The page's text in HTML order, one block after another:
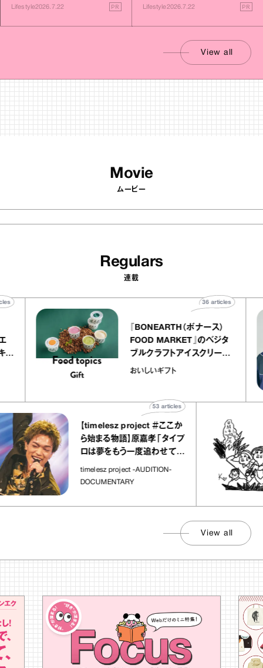
Lifestyle2026.7.22 PR Lifestyle2026.7.22 PR
View all
Movie
ムービー
Regulars
連載
トリエ
ープ キャ
40
『BONEARTH（ボナース）
FOOD MARKET』のベジタ
ブルクラフトアイスクリーム
｜真野知子の「おいしいギフ
おいしいギフト
36
【timelesz project ＃ここか
ら始まる物語】原嘉孝「タイプ
ロは夢をもう一度追わせてく
れた場所」
timelesz project -AUDITION-
DOCUMENTARY
articles
View all